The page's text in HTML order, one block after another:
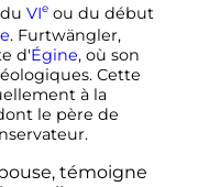
VIe ou du début
. Furtwängler,
d'Égine, où son
Cette
à la
le père de
témoigne